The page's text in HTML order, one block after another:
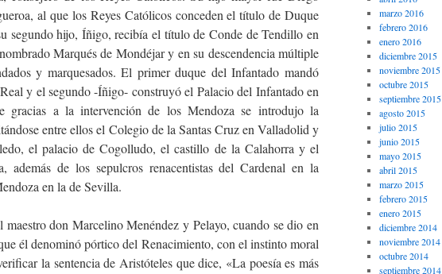
al que los Reyes Católicos conceden el título de Duque
segundo hijo, Íñigo, recibía el título de Conde de Tendillo en
Marqués de Mondéjar y en su descendencia múltiple
y marquesados. El primer duque del Infantado mandó
y el segundo -Íñigo- construyó el Palacio del Infantado en
gracias a la intervención de los Mendoza se introdujo la
entre ellos el Colegio de la Santas Cruz en Valladolid y
el palacio de Cogolludo, el castillo de la Calahorra y el
además de los sepulcros renacentistas del Cardenal en la
en la de Sevilla.
don Marcelino Menéndez y Pelayo, cuando se dio en
él denominó pórtico del Renacimiento, con el instinto moral
la sentencia de Aristóteles que dice, «La poesía es más
marzo 2016
febrero 2016
enero 2016
diciembre 2015
noviembre 2015
octubre 2015
septiembre 2015
agosto 2015
julio 2015
junio 2015
mayo 2015
abril 2015
marzo 2015
febrero 2015
enero 2015
diciembre 2014
noviembre 2014
octubre 2014
septiembre 2014